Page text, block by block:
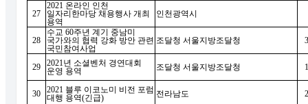
27
2021 온라인 인천
일자리한마당 채용행사 개최
용역
인천광역시
28
수교 60주년 계기 중남미
국가와의 협력 강화 방안 관련
국민참여사업
조달청 서울지방조달청
29 2021년 소셜벤처 경연대회
운영 용역
조달청 서울지방조달청
30 2021 블루 이코노미 비전 포럼
대행 용역(긴급) 전라남도